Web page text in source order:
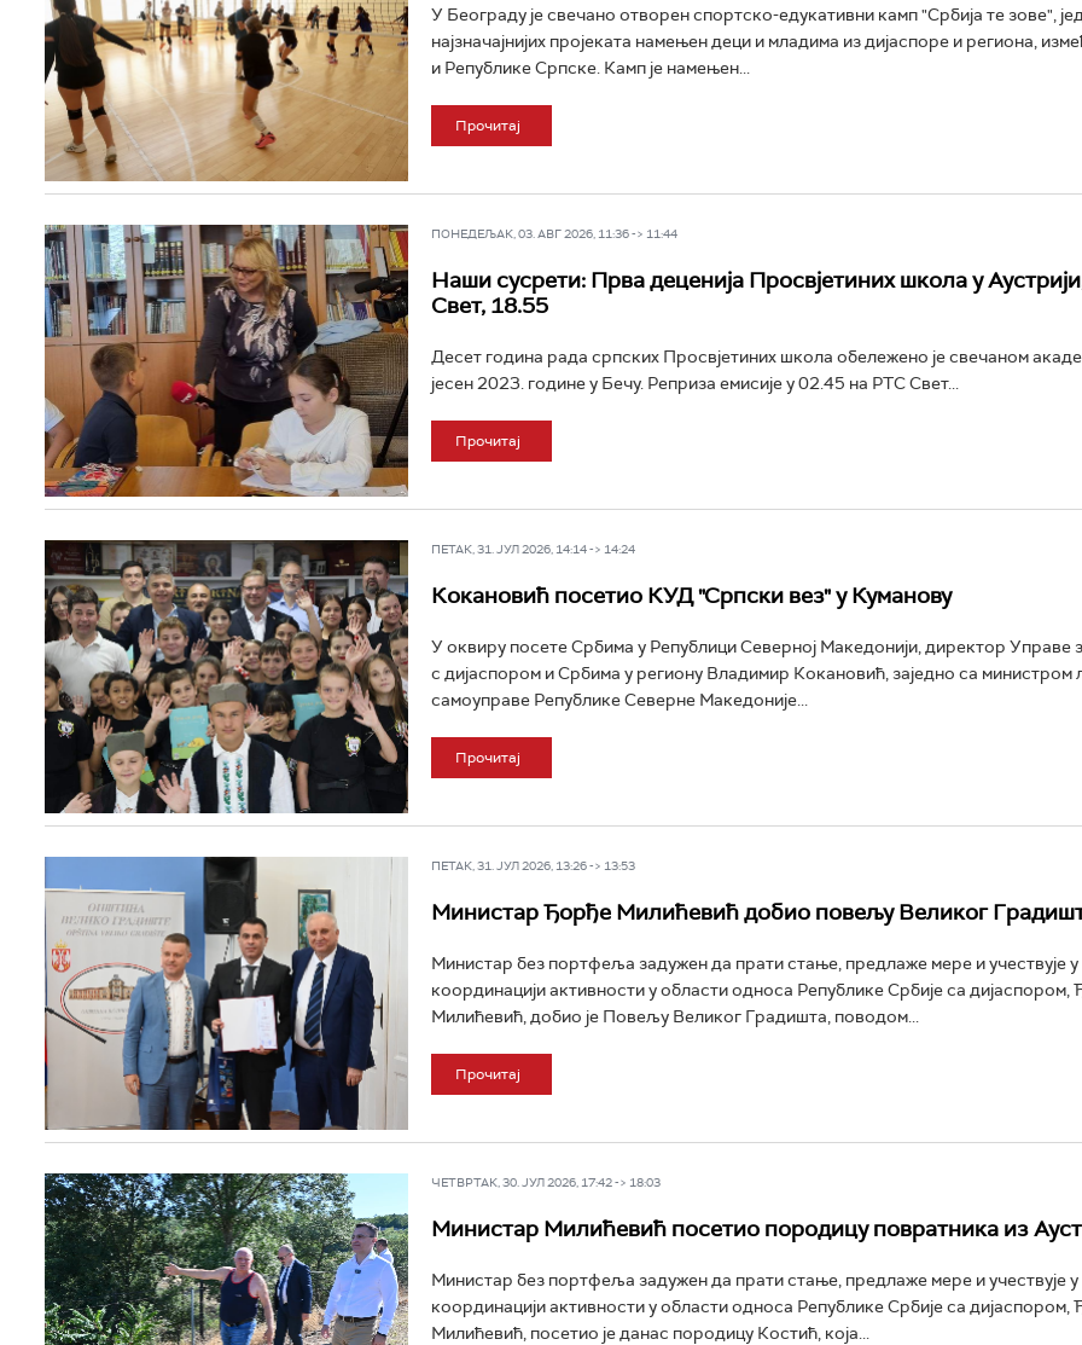
У Београду је свечано отворен спортско-едукативни камп "Србија те зове",
најзначајнијих пројеката намењен деци и младима из дијаспоре и региона,
и Републике Српске. Камп је намењен...
Прочитај
ПОНЕДЕЉАК, 03. АВГ 2026, 11:36 -> 11:44
Наши сусрети: Прва деценија Просвјетиних школа у
Свет, 18.55
Десет година рада српских Просвјетиних школа обележено је свечаном
јесен 2023. године у Бечу. Реприза емисије у 02.45 на РТС Свет...
Прочитај
ПЕТАК, 31. ЈУЛ 2026, 14:14 -> 14:24
Кокановић посетио КУД "Српски вез" у Куманову
У оквиру посете Србима у Републици Северној Македонији, директор Управе
с дијаспором и Србима у региону Владимир Кокановић, заједно са министром
самоуправе Републике Северне Македоније...
Прочитај
ПЕТАК, 31. ЈУЛ 2026, 13:26 -> 13:53
Министар Ђорђе Милићевић добио повељу Великог
Министар без портфеља задужен да прати стање, предлаже мере и учествује у
координацији активности у области односа Републике Србије са дијаспором,
Милићевић, добио је Повељу Великог Градишта, поводом...
Прочитај
ЧЕТВРТАК, 30. ЈУЛ 2026, 17:42 -> 18:03
Министар Милићевић посетио породицу повратника из
Министар без портфеља задужен да прати стање, предлаже мере и учествује у
координацији активности у области односа Републике Србије са дијаспором,
Милићевић, посетио је данас породицу Костић, која...